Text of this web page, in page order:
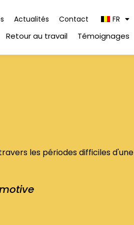
Actualités Contact FR
Retour au travail Témoignages
les périodes difficiles d'une